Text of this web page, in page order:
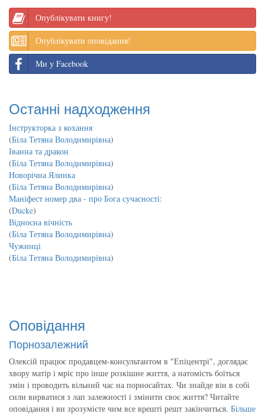
Опублікувати книгу!
Опублікувати оповідання!
Ми у Facebook
Останні надходження
Інструкторка з кохання
(Біла Тетяна Володимирівна)
Іванна та дракон
(Біла Тетяна Володимирівна)
Новорічна Ялинка
(Біла Тетяна Володимирівна)
Маніфест номер два - про Бога сучасності:
(Ducke)
Відносна вічність
(Біла Тетяна Володимирівна)
Чужинці
(Біла Тетяна Володимирівна)
Оповідання
Порнозалежний
Олексій працює продавцем-консультантом в "Епіцентрі", доглядає
хвору матір і мріє про інше розкішне життя, а натомість боїться
змін і проводить вільний час на порносайтах. Чи знайде він в собі
сили вирватися з лап залежності і змінити своє життя? Читайте
оповідання і ви зрозумієте чим все врешті решт закінчиться. Більше